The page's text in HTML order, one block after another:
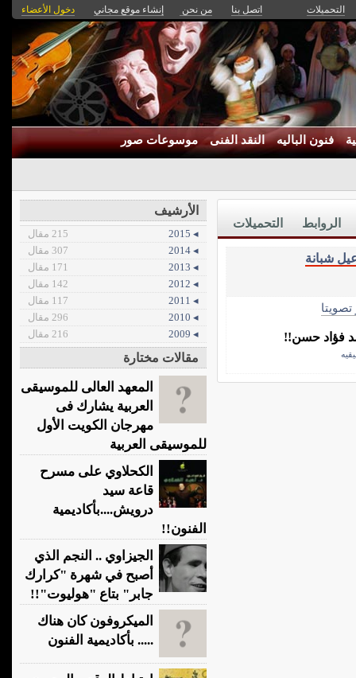
التحميلات اتصل بنا من نحن إنشاء موقع مجاني دخول الأعضاء
فنون الباليه النقد الفنى موسوعات صور
التحميلات الروابط
شبانة
تصويتا
فؤاد حسن!!
الأرشيف
◂ 2015
215 مقال
◂ 2014
307 مقال
◂ 2013
171 مقال
◂ 2012
142 مقال
◂ 2011
117 مقال
◂ 2010
296 مقال
◂ 2009
216 مقال
مقالات مختارة
المعهد العالى للموسيقى
العربية يشارك فى
مهرجان الكويت الأول
للموسيقى العربية
الكحلاوي على مسرح
قاعة سيد
درويش....بأكاديمية
الفنون!!
الجيزاوي .. النجم الذي
أصبح في شهرة "كرارك
جابر" بتاع "هوليوت"!!
الميكروفون كان هناك
..... بأكاديمية الفنون